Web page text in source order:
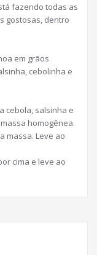
fazendo todas as
gostosas, dentro
em grãos
cebolinha e
cebola, salsinha e
homogênea.
massa. Leve ao
cima e leve ao